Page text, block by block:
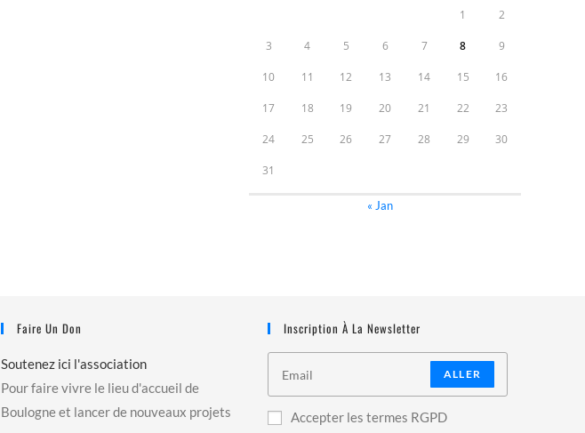
1 2
3 4 5 6 7 8 9
10 11 12 13 14 15 16
17 18 19 20 21 22 23
24 25 26 27 28 29 30
31
« Jan
Faire Un Don
Soutenez ici l'association
Pour faire vivre le lieu d'accueil de
Boulogne et lancer de nouveaux projets
Inscription À La Newsletter
ALLER
Accepter les termes RGPD